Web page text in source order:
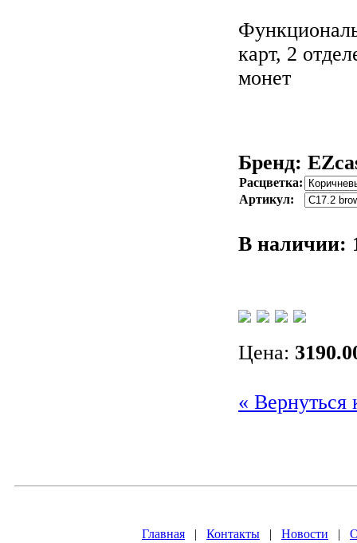
карт, 2
монет
Бренд:
Расцветка:
Артикул:
В наличии:
Цена:
« Вернуться
Главная | Контакты | Новости |